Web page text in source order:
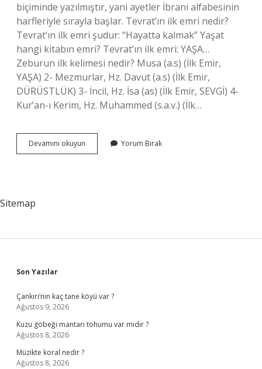
biçiminde yazılmıştır, yani ayetler İbrani alfabesinin
harfleriyle sırayla başlar. Tevrat’ın ilk emri nedir?
Tevrat’ın ilk emri şudur: “Hayatta kalmak” Yaşat
hangi kitabın emri? Tevrat’ın ilk emri: YAŞA…
Zeburun ilk kelimesi nedir? Musa (a.s) (İlk Emir,
YAŞA) 2- Mezmurlar, Hz. Davut (a.s) (İlk Emir,
DÜRÜSTLÜK) 3- İncil, Hz. İsa (as) (İlk Emir, SEVGİ) 4-
Kur’an-ı Kerim, Hz. Muhammed (s.a.v.) (İlk…
Devamını okuyun Zeburun
Ilk
Yorum Bırak
Sitemap
Sidebar
Son Yazılar
Çankırı’nın kaç tane köyü var ?
Ağustos 9, 2026
Kuzu göbeği mantarı tohumu var mıdır ?
Ağustos 8, 2026
Müzikte koral nedir ?
Ağustos 8, 2026